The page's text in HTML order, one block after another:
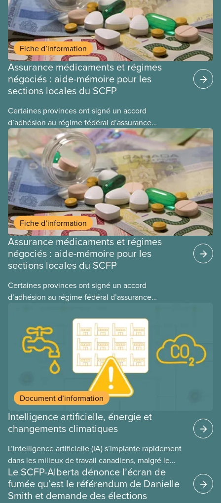
Fiche d’information
Assurance médicaments et régimes
négociés : aide-mémoire pour les
sections locales du SCFP
Certaines provinces ont signé un accord
d’adhésion au régime fédéral d’assurance
médicaments. Les sections locales du SCFP dans
ces provinces s’interrogent sur l’incidence que ce
régime pourrait avoir sur leurs avantages
sociaux actuels.
Fiche d’information
Assurance médicaments et régimes
négociés : aide-mémoire pour les
sections locales du SCFP
Certaines provinces ont signé un accord
d’adhésion au régime fédéral d’assurance
ces provinces s’interrogent sur l’incidence que ce
régime pourrait avoir sur leurs avantages
sociaux actuels.
Document d’information
Intelligence artificielle, énergie et
changements climatiques
L’intelligence artificielle (IA) s’implante rapidement
dans les milieux de travail canadiens, malgré le
manque de lois et de règlements pour l’encadrer et
de tests menés en amont. Le présent document
d’information porte sur la consommation
Le SCFP-Alberta dénonce l’écran de
fumée qu’est le référendum de Danielle
Smith et demande des élections